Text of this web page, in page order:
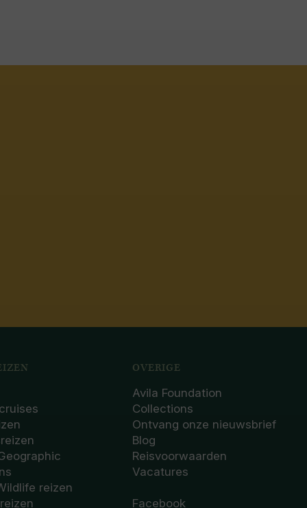
reizen
OVERIGE
Avila Foundation
Collections
Ontvang onze nieuwsbrief
Blog
Reisvoorwaarden
Vacatures
Facebook